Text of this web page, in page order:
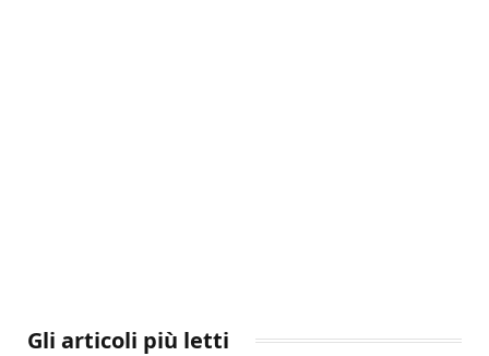
Gli articoli più letti